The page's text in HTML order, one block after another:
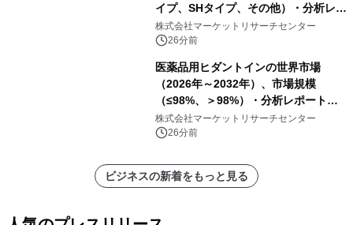
イプ、SHタイプ、その他）・分析レポ
ートを発表
株式会社マーケットリサーチセンター
26分前
医薬品用ヒダントインの世界市場
（2026年～2032年）、市場規模
（≤98%、＞98%）・分析レポートを
発表
株式会社マーケットリサーチセンター
26分前
ビジネスの新着をもっと見る